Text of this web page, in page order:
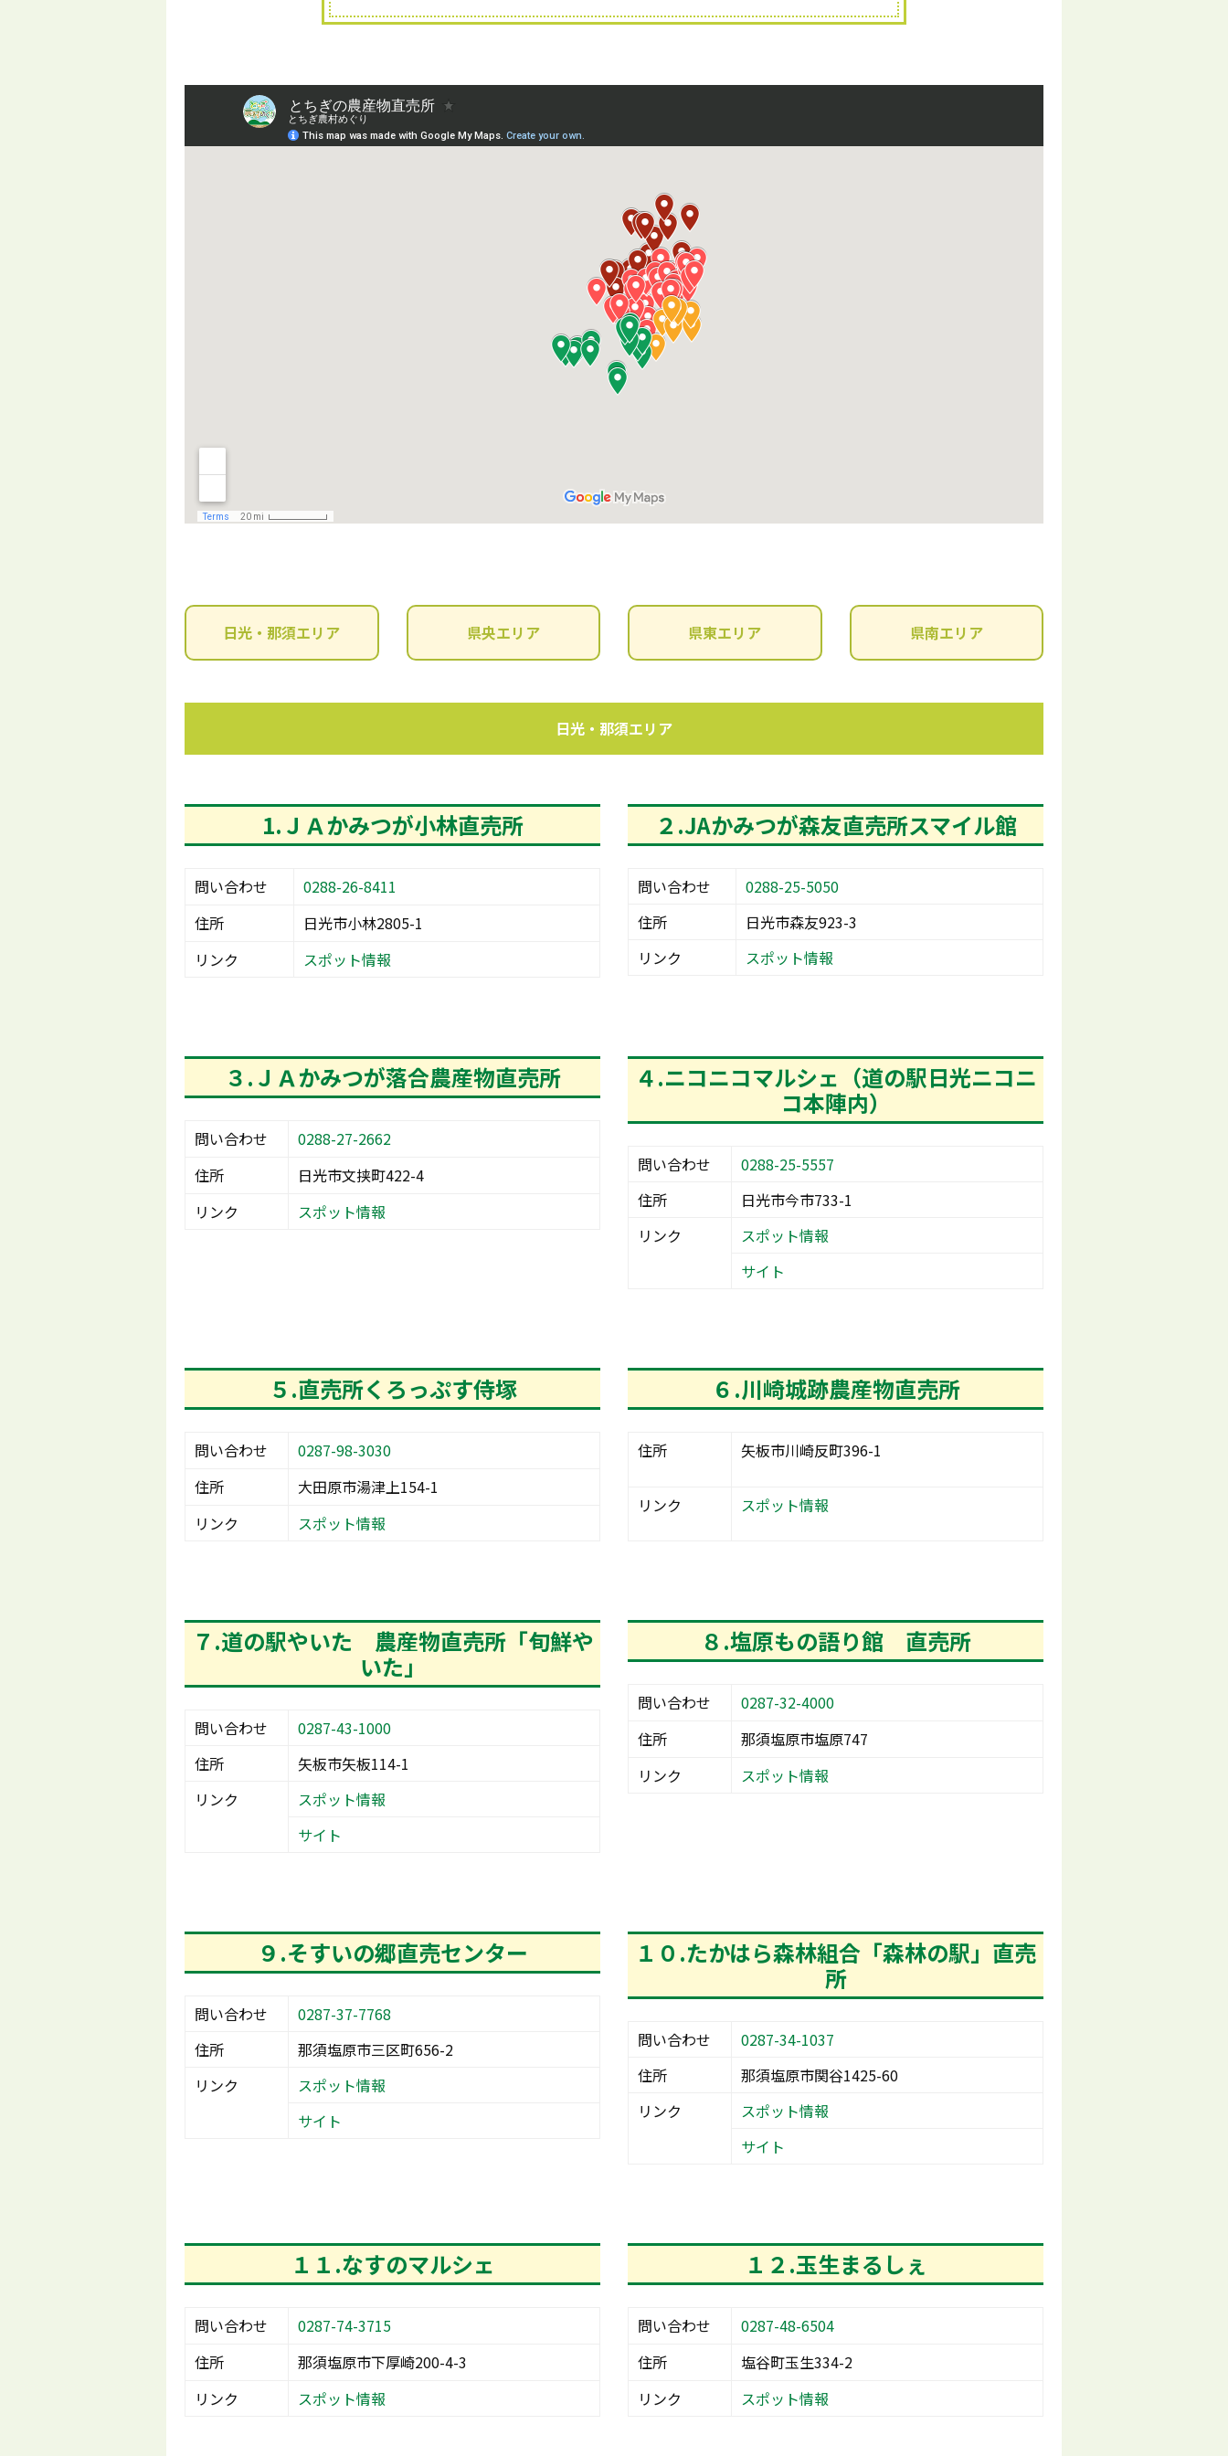
日光・那須エリア 県央エリア 県東エリア 県南エリア
日光・那須エリア
1.ＪＡかみつが小林直売所
問い合わせ
0288-26-8411
住所
日光市小林2805-1
リンク
スポット情報
２.JAかみつが森友直売所スマイル館
問い合わせ
0288-25-5050
住所
日光市森友923-3
リンク
スポット情報
３.ＪＡかみつが落合農産物直売所
問い合わせ
0288-27-2662
住所
日光市文挟町422-4
リンク
スポット情報
４.ニコニコマルシェ（道の駅日光ニコニ
コ本陣内）
問い合わせ
0288-25-5557
住所
日光市今市733-1
リンク
スポット情報
サイト
５.直売所くろっぷす侍塚
問い合わせ
0287-98-3030
住所
大田原市湯津上154-1
リンク
スポット情報
６.川崎城跡農産物直売所
住所 矢板市川崎反町396-1
リンク スポット情報
７.道の駅やいた 農産物直売所「旬鮮や
いた」
問い合わせ
0287-43-1000
住所
矢板市矢板114-1
リンク
スポット情報
サイト
８.塩原もの語り館 直売所
問い合わせ
0287-32-4000
住所
那須塩原市塩原747
リンク
スポット情報
９.そすいの郷直売センター
問い合わせ
0287-37-7768
住所
那須塩原市三区町656-2
リンク
スポット情報
サイト
１０.たかはら森林組合「森林の駅」直売
所
問い合わせ
0287-34-1037
住所
那須塩原市関谷1425-60
リンク
スポット情報
サイト
１１.なすのマルシェ
問い合わせ
0287-74-3715
住所
那須塩原市下厚崎200-4-3
リンク
スポット情報
１２.玉生まるしぇ
問い合わせ
0287-48-6504
住所
塩谷町玉生334-2
リンク
スポット情報